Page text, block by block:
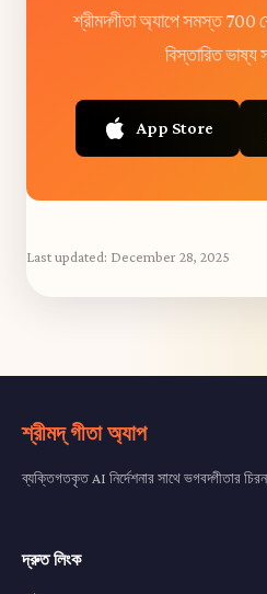
শ্রীমদ্গীতা অ্যাপে সমস্ত
বিস্তারিত
App Store
Last updated: December 28, 2025
শ্রীমদ্ গীতা অ্যাপ
ব্যক্তিগতকৃত AI নির্দেশনার সাথে ভগবদ্গীতার
দ্রুত লিংক